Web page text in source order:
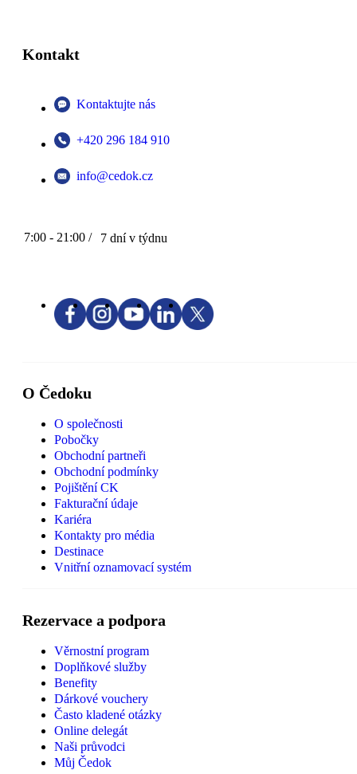
Kontakt
Kontaktujte nás
+420 296 184 910
info@cedok.cz
7:00 - 21:00 / 7 dní v týdnu
O Čedoku
O společnosti
Pobočky
Obchodní partneři
Obchodní podmínky
Pojištění CK
Fakturační údaje
Kariéra
Kontakty pro média
Destinace
Vnitřní oznamovací systém
Rezervace a podpora
Věrnostní program
Doplňkové služby
Benefity
Dárkové vouchery
Často kladené otázky
Online delegát
Naši průvodci
Můj Čedok